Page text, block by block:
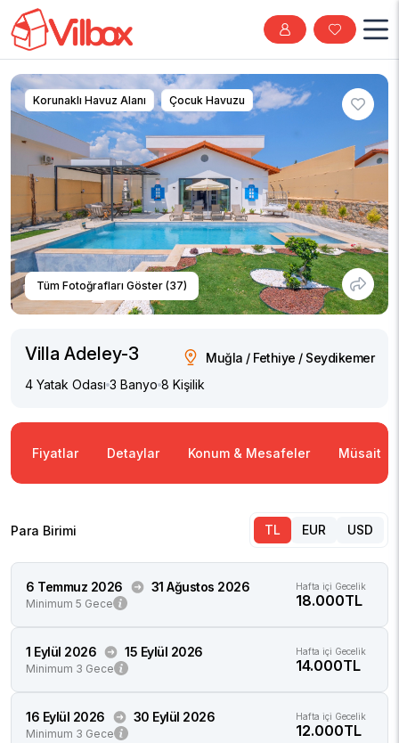
Tüm Fotoğrafları Göster (37)
Korunaklı Havuz Alanı Çocuk Havuzu
Villa Adeley-3
Muğla / Fethiye / Seydikemer
4 Yatak Odası 3 Banyo 8 Kişilik
Fiyatlar Detaylar Konum & Mesafeler Müsaitlik
Para Birimi TL EUR USD
6 Temmuz 2026 31 Ağustos 2026
Minimum 5 Gece
Hafta içi Gecelik
18.000TL
1 Eylül 2026 15 Eylül 2026
Minimum 3 Gece
Hafta içi Gecelik
14.000TL
16 Eylül 2026 30 Eylül 2026
Minimum 3 Gece
Hafta içi Gecelik
12.000TL